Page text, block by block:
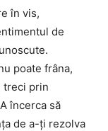
în vis,
de
poate frâna,
treci prin
încerca să
de a-ți rezolva